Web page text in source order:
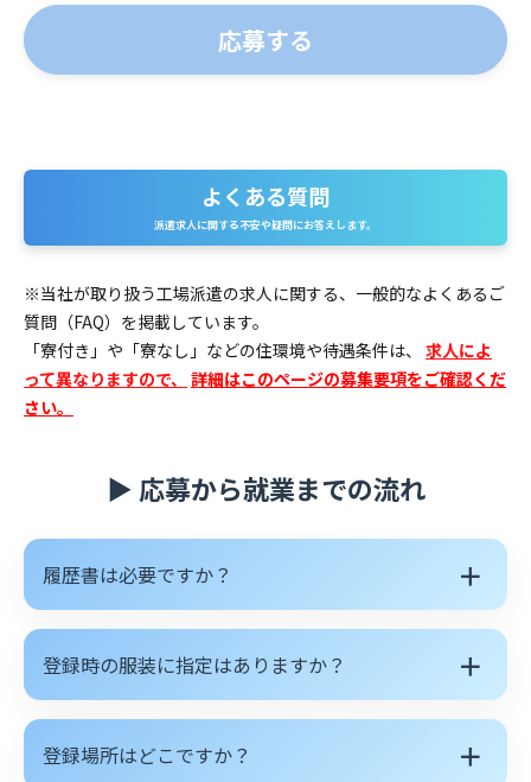
く
あ
る
質
問
よくある質問
派遣求人に関する不安や疑問にお答えします。
※当社が取り扱う工場派遣の求人に関する、一般的なよくあるご
質問（FAQ）を掲載しています。
「寮付き」や「寮なし」などの住環境や待遇条件は、 求人によ
って異なりますので、 詳細はこのページの募集要項をご確認くだ
さい。
▶ 応募から就業までの流れ
履歴書は必要ですか？ ＋
登録時の服装に指定はありますか？ ＋
登録場所はどこですか？ ＋